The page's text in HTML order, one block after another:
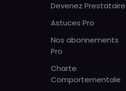
Devenez Prestataire
Astuces Pro
Nos abonnements
Pro
Charte
Comportementale